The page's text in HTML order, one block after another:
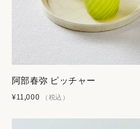
外寸（縦）
外寸（横）
外寸（高さ）
阿部春弥 ピッチャー
¥11,000 （税込）